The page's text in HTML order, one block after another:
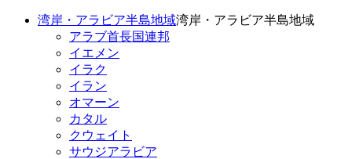
湾岸・アラビア半島地域湾岸・アラビア半島地域
アラブ首長国連邦
イエメン
イラク
イラン
オマーン
カタル
クウェイト
サウジアラビア